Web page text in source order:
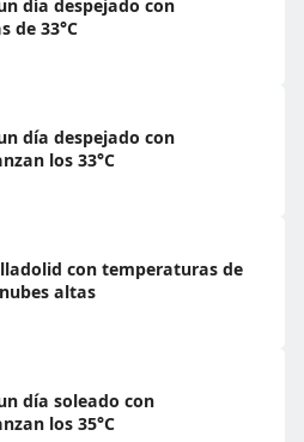
día despejado con
de 33°C
día despejado con
los 33°C
con temperaturas de
altas
día soleado con
los 35°C